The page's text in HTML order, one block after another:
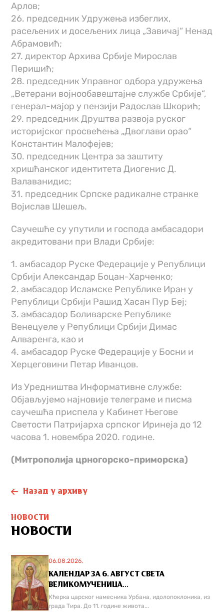
Арлов;
26. председник Удружења избеглих,
расељених и досељених лица „Завичај“ Ненад
Абрамовић;
27. директор Архива Србије Мирослав
Перишић;
28. председник Управног одбора удружења
„Ветерани војнообавештајне службе Србије“,
генерал-мајор у пензији Радослав Шкорић;
29. председник Друштва развоја руског
историјског просвећења „Двоглави орао“
Константин Малофејев;
30. председник Центра за заштиту
хришћанског идентитета Диогенис Д.
Валаванидис;
31. председник Српске радикалне странке
Војислав Шешељ.
Саучешће су упутили и господа амбасадори
акредитовани при Влади Србије:
1. амбасадор Руске Федерације у Републици
Србији Александар Боцан-Харченко;
2. амбасадор Исламске Републике Иран у
Републици Србији Рашид Хасан Пур Беј;
3. амбасадор Боливарске Републике
Венецуеле у Републици Србији Димас
Алваренга, као и
4. амбасадор Руске Федерације у Босни и
Херцеговини Петар Иванцов.
Из Уредништва Информативне службе:
Објављујемо најновије телеграме и писма
саучешћа приспела у Кабинет Његове
Светости Патријарха српског Иринеја до 12
часова 1. новембра 2020. године.
(Митрополија црногорско-приморска)
Назад у архиву
НОВОСТИ
НОВОСТИ
06.08.2026.
КАЛЕНДАР ЗА 6. АВГУСТ СВЕТА
ВЕЛИКОМУЧЕНИЦА...
Кћерка царског намесника Урбана, идолопоклоника, из
града Тира. До 11. године живота...